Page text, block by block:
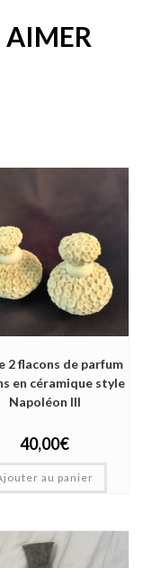
AIMER
2 flacons de parfum
en céramique style
Napoléon III
40,00€
au panier